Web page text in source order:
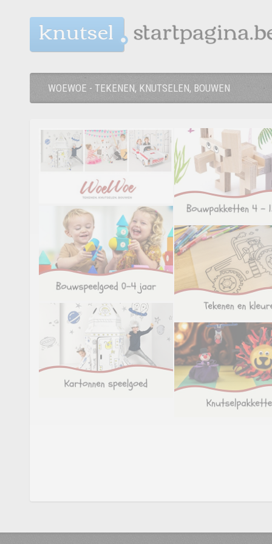
knutsel
WOEWOE - TEKENEN, KNUTSELEN, BOUWEN